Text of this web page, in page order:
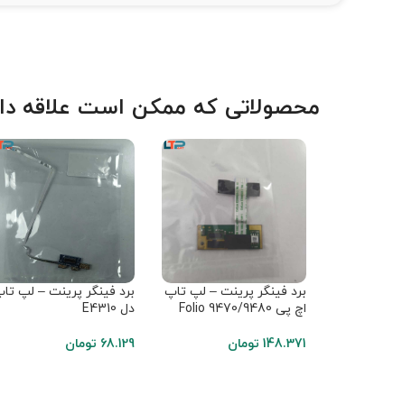
محصولاتی که ممکن است علاقه
برد فینگر پرینت – لپ تاپ
اچ پی Folio 9470/9480
148.371 تومان
برد فینگر پرینت – لپ
دل E4310
68.129 تومان